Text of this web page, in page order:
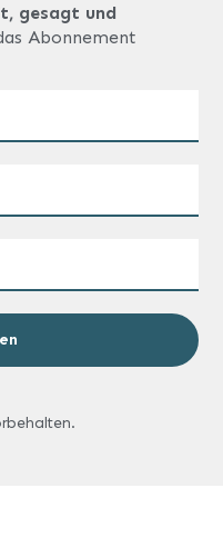
gesagt und
Abonnement